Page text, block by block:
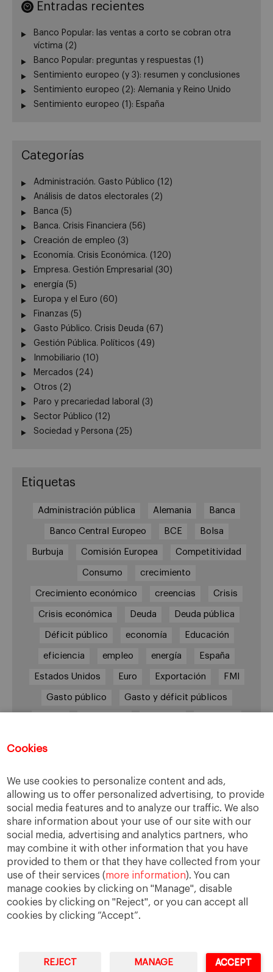
Cookies
We use cookies to personalize content and ads,
allowing us to offer personalized advertising, to provide
social media features and to analyze our traffic. We also
share information about your use of our site with our
social media, advertising and analytics partners, who
may combine it with other information that you have
provided to them or that they have collected from your
use of their services (more information). You can
manage cookies by clicking on "Manage", disable
cookies by clicking on "Reject", or you can accept all
cookies by clicking “Accept”.
REJECT MANAGE ACCEPT
Entradas recientes
Banco Popular: las ventas a corto se cobran otra
víctima (2)
Banco Popular: preguntas y respuestas (1)
Sentimiento europeo (y 3): resumen y conclusiones
Sentimiento europeo (2): Alemania y Reino Unido
Sentimiento europeo (1): España
Categorías
Administración. Gasto Público (12)
Análisis de datos electorales (2)
Banca (5)
Banca. Crisis Financiera (56)
Creación de empleo (3)
Economía. Crisis Económica. (120)
Empresa. Gestión Empresarial
(30)
energía (5)
Europa y el Euro (60)
Finanzas (5)
Gasto Público. Crisis Deuda (67)
Gestión Pública. Políticos (49)
Inmobiliario (10)
Mercados (24)
Otros (2)
Paro y precariedad laboral
(3)
Sector Público (12)
Sociedad y Persona (25)
Etiquetas
Administración pública Alemania Banca
Banco Central Europeo BCE Bolsa
Burbuja Comisión Europea Competitividad
Consumo crecimiento
Crecimiento económico creencias Crisis
Crisis económica Deuda Deuda pública
Déficit público economía Educación
eficiencia empleo energía España
Estados Unidos Euro Exportación FMI
Gasto público Gasto y déficit públicos
Transparencia UE Unión Europea
Zona Euro
Tweets por @EMAbascal